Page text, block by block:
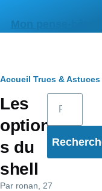
Mon pense-bête
Fil
d'Ariane
Accueil Trucs & Astuces
Les
option
s du
shell
Par ronan , 27